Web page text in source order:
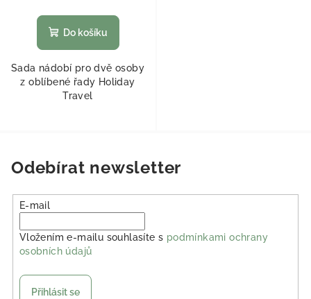
Do košíku
Sada nádobí pro dvě osoby
z oblíbené řady Holiday
Travel
Odebírat newsletter
E-mail
Vložením e-mailu souhlasíte s podmínkami ochrany
osobních údajů
Přihlásit se